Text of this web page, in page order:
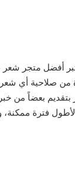
أفضل متجر
من صلاحية أي شعر
بعضاً من
فترة ممكنة،